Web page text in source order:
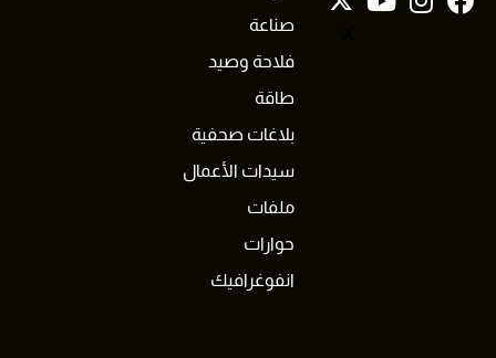
صناعة
فلاحة وصيد
طاقة
بلاغات صحفية
سيدات الأعمال
ملفات
حوارات
انفوغرافيك